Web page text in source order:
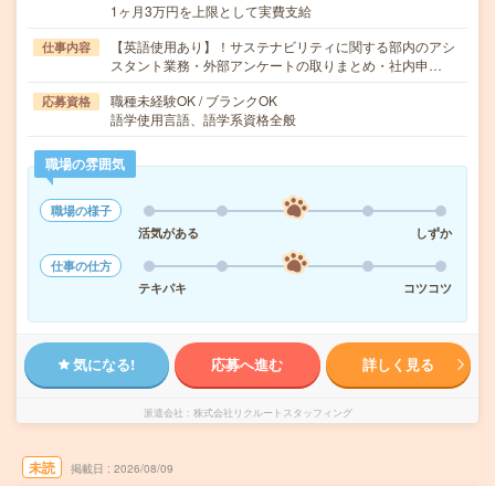
1ヶ月3万円を上限として実費支給
仕事内容
【英語使用あり】！サステナビリティに関する部内のアシ
スタント業務・外部アンケートの取りまとめ・社内申…
応募資格
職種未経験OK / ブランクOK
語学使用言語、語学系資格全般
職場の雰囲気
職場の様子
活気がある
しずか
仕事の仕方
テキパキ
コツコツ
気になる! 応募へ進む 詳しく見る
派遣会社 株式会社リクルートスタッフィング
未読 掲載日 2026/08/09